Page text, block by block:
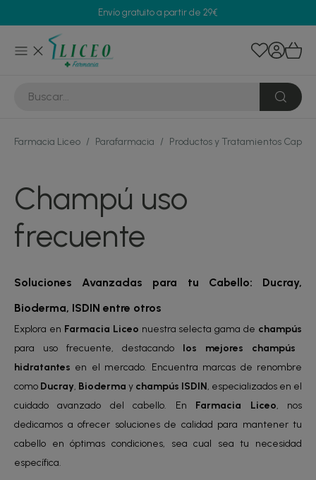
Envío gratuito a partir de 29€
Farmacia Liceo / Parafarmacia / Productos y Tratamientos
Champú uso
frecuente
Soluciones Avanzadas para tu Cabello: Ducray,
Bioderma, ISDIN entre otros
Explora en Farmacia Liceo nuestra selecta gama de champús
para uso frecuente, destacando los mejores champús
hidratantes en el mercado. Encuentra marcas de renombre
como Ducray, Bioderma y champús ISDIN, especializados en el
cuidado avanzado del cabello. En Farmacia Liceo, nos
dedicamos a ofrecer soluciones de calidad para mantener tu
cabello en óptimas condiciones, sea cual sea tu necesidad
específica.